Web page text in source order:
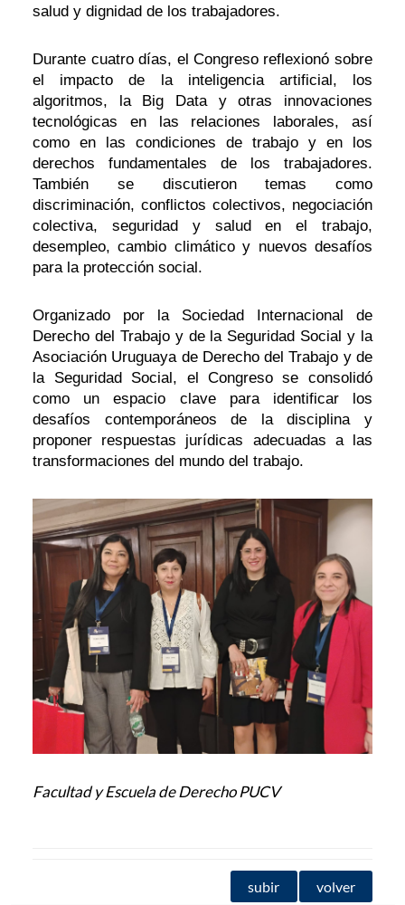
salud y dignidad de los trabajadores.
Durante cuatro días, el Congreso reflexionó sobre
el impacto de la inteligencia artificial, los
algoritmos, la Big Data y otras innovaciones
tecnológicas en las relaciones laborales, así
como en las condiciones de trabajo y en los
derechos fundamentales de los trabajadores.
También se discutieron temas como
discriminación, conflictos colectivos, negociación
colectiva, seguridad y salud en el trabajo,
desempleo, cambio climático y nuevos desafíos
para la protección social.
Organizado por la Sociedad Internacional de
Derecho del Trabajo y de la Seguridad Social y la
Asociación Uruguaya de Derecho del Trabajo y de
la Seguridad Social, el Congreso se consolidó
como un espacio clave para identificar los
desafíos contemporáneos de la disciplina y
proponer respuestas jurídicas adecuadas a las
transformaciones del mundo del trabajo.
Facultad y Escuela de Derecho PUCV
subir volver